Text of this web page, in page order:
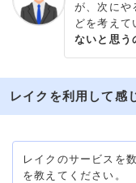
が、次にや
どを考えて
ないと思う
レイクを利用して感
レイクのサービスを
を教えてください。